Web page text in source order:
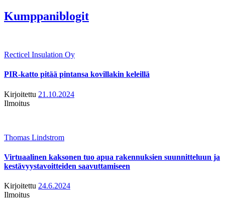
Kumppaniblogit
Recticel Insulation Oy
PIR-katto pitää pintansa kovillakin keleillä
Kirjoitettu 21.10.2024
Ilmoitus
Thomas Lindstrom
Virtuaalinen kaksonen tuo apua rakennuksien suunnitteluun ja
kestävyystavoitteiden saavuttamiseen
Kirjoitettu 24.6.2024
Ilmoitus